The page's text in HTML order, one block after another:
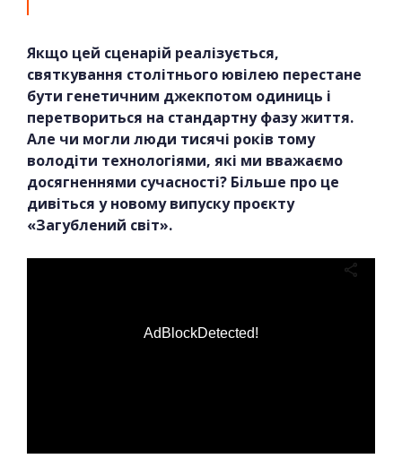
Якщо цей сценарій реалізується,
святкування столітнього ювілею перестане
бути генетичним джекпотом одиниць і
перетвориться на стандартну фазу життя.
Але чи могли люди тисячі років тому
володіти технологіями, які ми вважаємо
досягненнями сучасності? Більше про це
дивіться у новому випуску проєкту
«Загублений світ».
AdBlockDetected!